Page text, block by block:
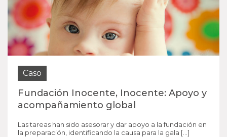
Caso
Fundación Inocente, Inocente: Apoyo y
acompañamiento global
Las tareas han sido asesorar y dar apoyo a la fundación en
la preparación, identificando la causa para la gala […]